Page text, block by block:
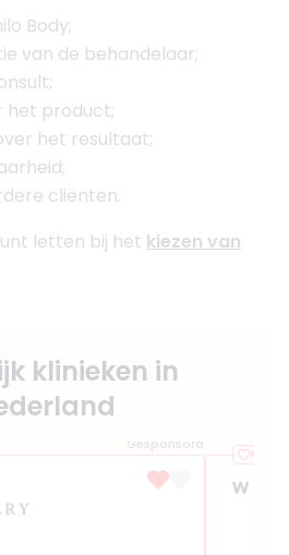
Body;
van de behandelaar;
het product;
het resultaat;
cliënten.
letten bij het kiezen van
klinieken in
Gesponsord